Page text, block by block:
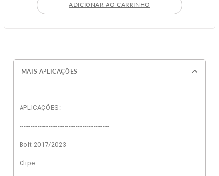
ADICIONAR AO CARRINHO
MAIS APLICAÇÕES
APLICAÇÕES:
----------------------------------------
Bolt 2017/2023
Clipe